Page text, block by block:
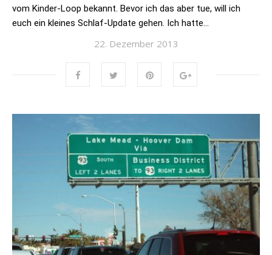
vom Kinder-Loop bekannt. Bevor ich das aber tue, will ich
euch ein kleines Schlaf-Update gehen. Ich hatte…
22. Dezember 2013